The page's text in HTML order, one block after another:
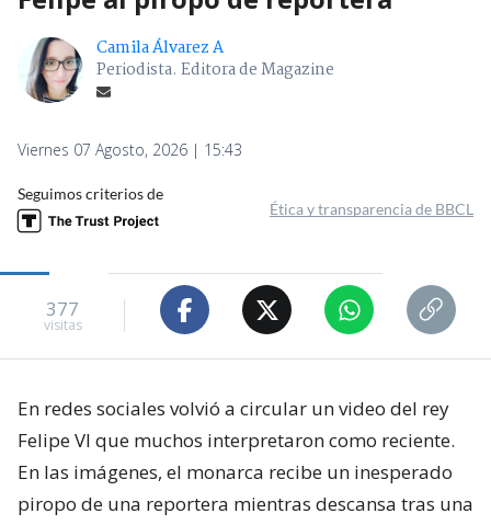
Camila Álvarez A
Periodista. Editora de Magazine
Viernes 07 Agosto, 2026 | 15:43
Seguimos criterios de
Ética y transparencia de BBCL
377
visitas
En redes sociales volvió a circular un video del rey
Felipe VI que muchos interpretaron como reciente.
En las imágenes, el monarca recibe un inesperado
piropo de una reportera mientras descansa tras una